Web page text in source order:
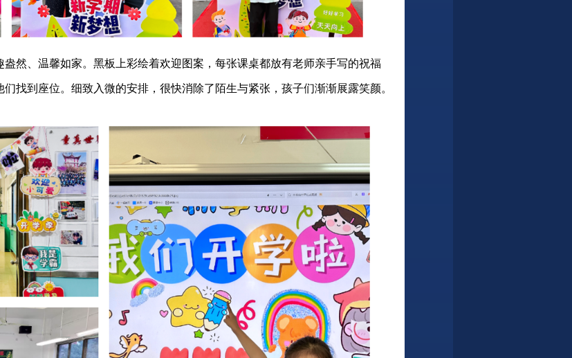
然、温馨如家。黑板上彩绘着欢迎图案，每张课桌都放有老师亲手写的祝福
找到座位。细致入微的安排，很快消除了陌生与紧张，孩子们渐渐展露笑颜。